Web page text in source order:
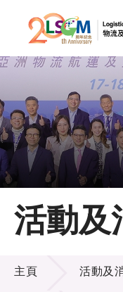
跳到內
主頁
關於LSCM
技術商品化
活動及
活動及消息
主頁 活動及